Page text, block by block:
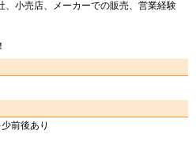
、小売店、メーカーでの販売、営業経験
前後あり